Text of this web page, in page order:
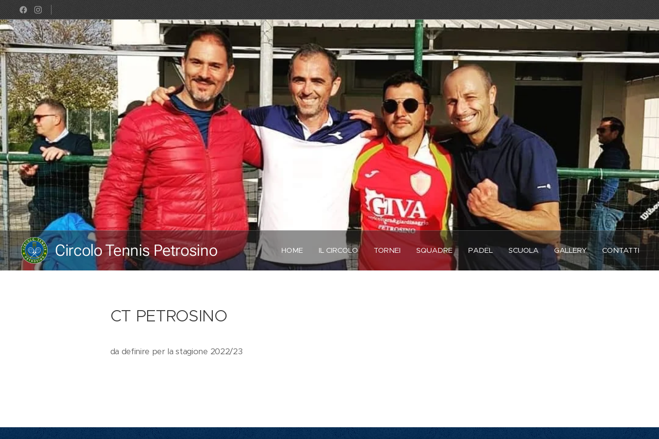
Circolo Tennis Petrosino HOME IL CIRCOLO TORNEI SQUADRE PADEL SCUOLA GALLERY CONTATTI
CT PETROSINO
da definire per la stagione 2022/23